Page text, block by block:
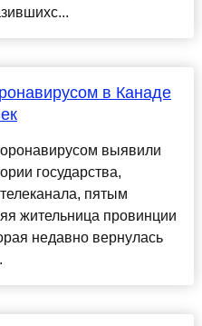
в Канаде
выявили
государства,
пятым
жительница провинции
недавно вернулась